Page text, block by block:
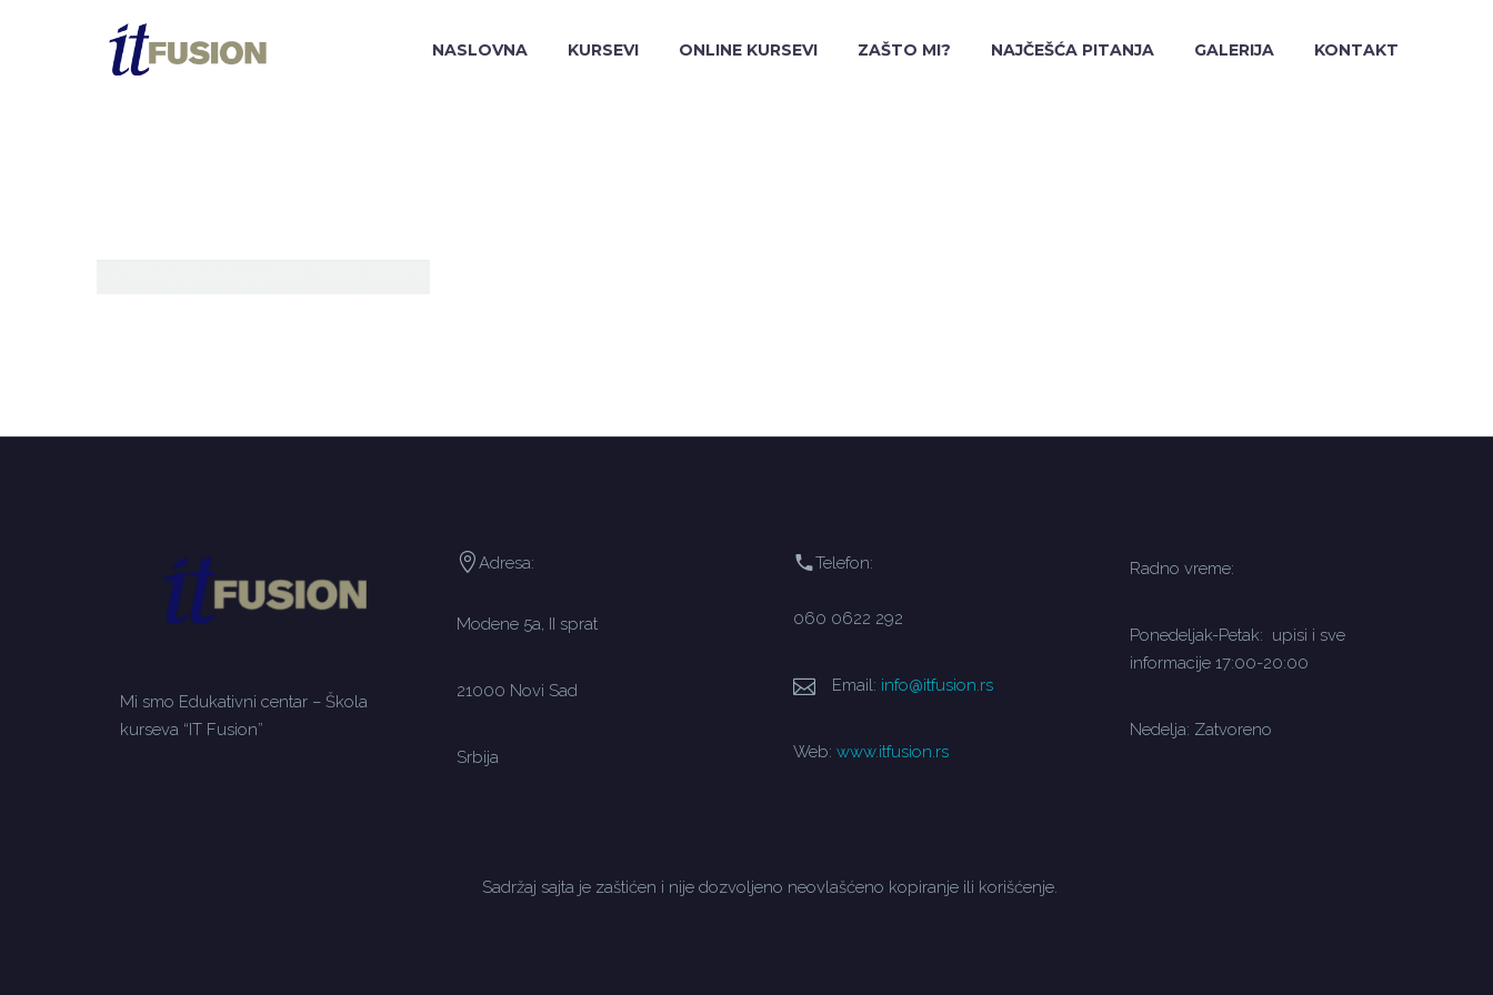
NASLOVNA KURSEVI ONLINE KURSEVI ZAŠTO MI? NAJČEŠĆA PITANJA GALERIJA KONTAKT
Mi smo Edukativni centar – Škola
kurseva “IT Fusion”
Adresa:
Modene 5a, II sprat
21000 Novi Sad
Srbija
Telefon:
060 0622 292
Email: info@itfusion.rs
Web: www.itfusion.rs
Radno vreme:
Ponedeljak-Petak: upisi i sve
informacije 17:00-20:00
Nedelja: Zatvoreno
Sadržaj sajta je zaštićen i nije dozvoljeno neovlašćeno kopiranje ili korišćenje.